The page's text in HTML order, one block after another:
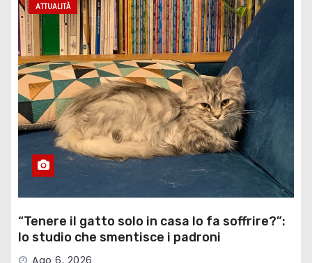
ATTUALITÀ
“Tenere il gatto solo in casa lo fa soffrire?”:
lo studio che smentisce i padroni
Ago 6, 2026